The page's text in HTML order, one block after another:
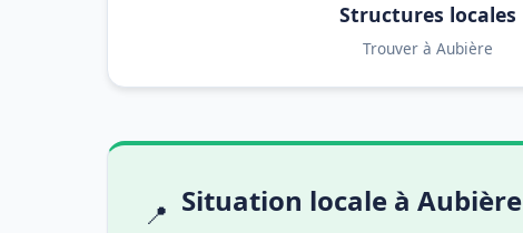
Structures locales
Trouver à Aubière
📍 Situation locale à Aubière